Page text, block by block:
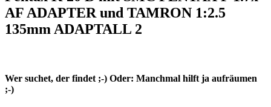
AF ADAPTER und TAMRON 1:2.5
135mm ADAPTALL 2
Wer suchet, der findet ;-) Oder: Manchmal hilft ja aufräumen
;-)